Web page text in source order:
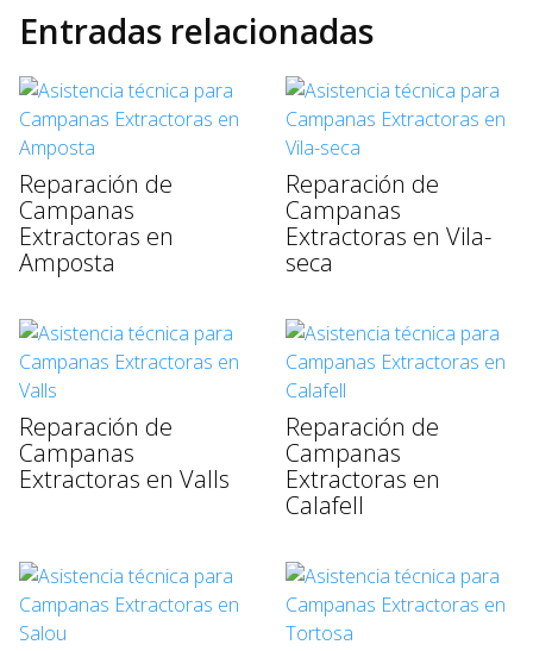
Entradas relacionadas
Reparación de
Campanas
Extractoras en
Amposta
Reparación de
Campanas
Extractoras en Vila-
seca
Reparación de
Campanas
Extractoras en Valls
Reparación de
Campanas
Extractoras en
Calafell